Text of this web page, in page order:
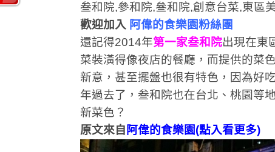
叁和院,參和院,叄和院,創意台菜,東區
歡迎加入 阿偉的食樂園粉絲團
還記得2014年第一家叁和院出現在東
菜裝潢得像夜店的餐廳，而提供的菜
新意，甚至擺盤也很有特色，因為好
年過去了，叁和院也在台北、桃園等
新菜色？
原文來自 阿偉的食樂園(點入看更多)